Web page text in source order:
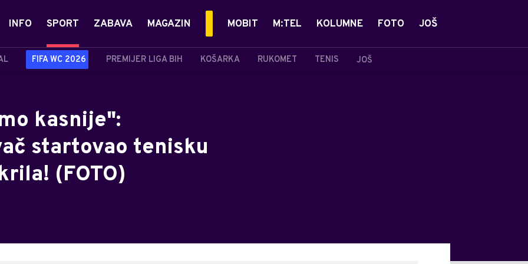
INFO SPORT
FIFA WC 2026 PREMIJER LIGA BIH KOŠARKA RUKOMET TENIS JOŠ
ZABAVA MAGAZIN MOBIT M:TEL KOLUMNE FOTO JOŠ
kasnije":
startovao tenisku
(FOTO)